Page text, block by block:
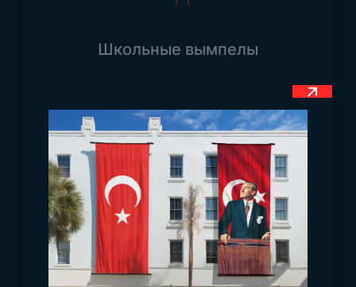
символизирует солнечный свет и изобилие.
процветание и надежды на будущее. Звёзды в
центре, а также в верхней и нижней частях
флага, символизируют административное
устройство страны. Слева от центра находится
изображение мускатного ореха — важного
элемента экономики страны. Он подчёркивает
значимость сельского хозяйства, которое
играет ключевую роль в экономике Гренады.
Размеры флага Гренады
Школьные вымпелы